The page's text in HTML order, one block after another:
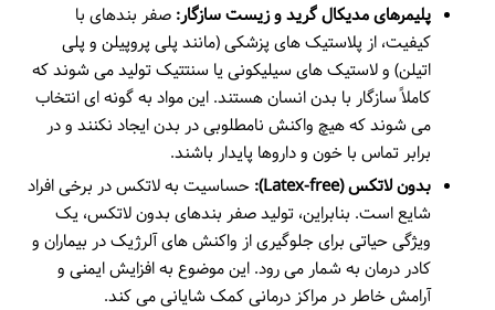
پلیمرهای مدیکال گرید و زیست سازگار: صفر بندهای با
کیفیت، از پلاستیک های پزشکی (مانند پلی پروپیلن و پلی
اتیلن) و لاستیک های سیلیکونی یا سنتتیک تولید می شوند که
کاملاً سازگار با بدن انسان هستند. این مواد به گونه ای انتخاب
می شوند که هیچ واکنش نامطلوبی در بدن ایجاد نکنند و در
برابر تماس با خون و داروها پایدار باشند.
بدون لاتکس (Latex-free):
حساسیت به لاتکس در برخی افراد
شایع است. بنابراین، تولید صفر بندهای بدون لاتکس، یک
ویژگی حیاتی برای جلوگیری از واکنش های آلرژیک در بیماران و
کادر درمان به شمار می رود. این موضوع به افزایش ایمنی و
آرامش خاطر در مراکز درمانی کمک شایانی می کند.